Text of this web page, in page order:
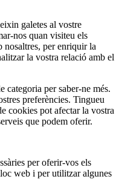
galetes al vostre
nos quan visiteu els
nosaltres, per enriquir la
la vostra relació amb el
categoria per saber-ne més.
preferències. Tingueu
cookies pot afectar la vostra
que podem oferir.
per oferir-vos els
web i per utilitzar algunes